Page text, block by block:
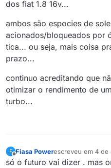
dos fiat 1.8 16v...
ambos são espocies de
acionados/bloqueados por
tica... ou seja, mais coisa
prazo...
continuo acreditando que
otimizar o rendimento de
turbo...
F
Offline
Fiasa Powerescreveu em 4 de
última edição por
só o futuro vai dizer . mas